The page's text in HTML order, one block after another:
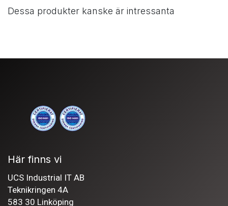
Dessa produkter kanske är intressanta
Här finns vi
UCS Industrial IT AB
Teknikringen 4A
583 30 Linköping